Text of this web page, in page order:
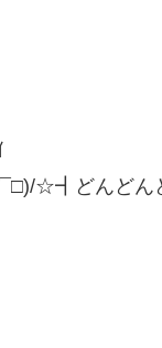
¯□)/☆┫どんどん